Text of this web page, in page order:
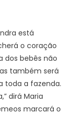
está
o coração
dos bebês não
também será
toda a fazenda.
dirá Maria
marcará o